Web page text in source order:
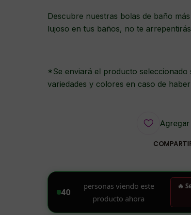
Descubre nuestras bolas de baño
lujoso en tus baños, no te
*Se enviará el producto seleccionado
variedades y colores en caso de